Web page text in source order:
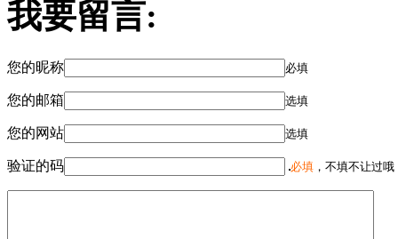
我要留言:
您的昵称 必填
您的邮箱 选填
您的网站 选填
验证的码 必填 ，不填不让过